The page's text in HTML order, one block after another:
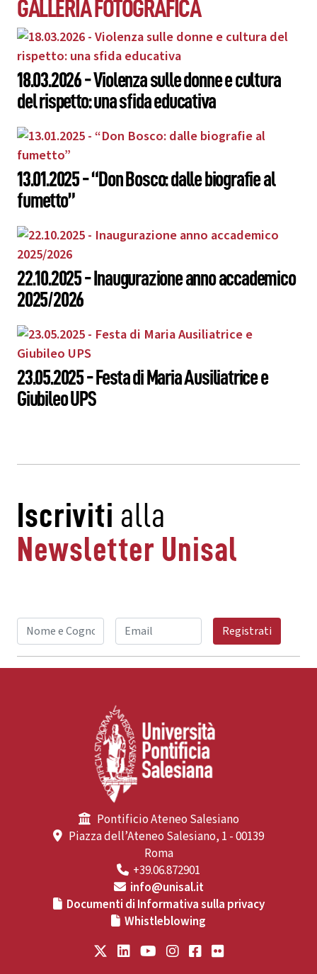
GALLERIA FOTOGRAFICA
18.03.2026 - Violenza sulle donne e cultura
del rispetto: una sfida educativa
13.01.2025 - “Don Bosco: dalle biografie al
fumetto”
22.10.2025 - Inaugurazione anno accademico
2025/2026
23.05.2025 - Festa di Maria Ausiliatrice e
Giubileo UPS
Iscriviti alla
Newsletter Unisal
Registrati
Pontificio Ateneo Salesiano
Piazza dell’Ateneo Salesiano, 1 - 00139
Roma
+39.06.872901
info@unisal.it
Documenti di Informativa sulla privacy
Whistleblowing